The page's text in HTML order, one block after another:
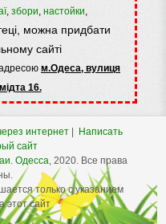
, збори, настойки,
можна придбати
сайті
м.Одеса, вулиця
16.
интернет|
Написать
сайт
Одесса, 2020. Все права
только с указанием
этот сайт